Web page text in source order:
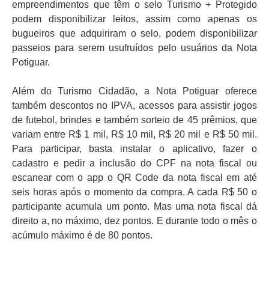
empreendimentos que têm o selo Turismo + Protegido
podem disponibilizar leitos, assim como apenas os
bugueiros que adquiriram o selo, podem disponibilizar
passeios para serem usufruídos pelo usuários da Nota
Potiguar.
Além do Turismo Cidadão, a Nota Potiguar oferece
também descontos no IPVA, acessos para assistir jogos
de futebol, brindes e também sorteio de 45 prêmios, que
variam entre R$ 1 mil, R$ 10 mil, R$ 20 mil e R$ 50 mil.
Para participar, basta instalar o aplicativo, fazer o
cadastro e pedir a inclusão do CPF na nota fiscal ou
escanear com o app o QR Code da nota fiscal em até
seis horas após o momento da compra. A cada R$ 50 o
participante acumula um ponto. Mas uma nota fiscal dá
direito a, no máximo, dez pontos. E durante todo o mês o
acúmulo máximo é de 80 pontos.